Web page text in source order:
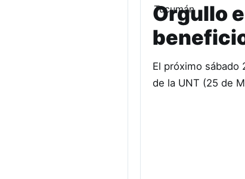
Orgullo
El próximo sábado
de la UNT (25 de